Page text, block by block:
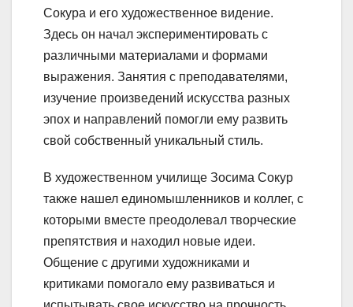
Сокура и его художественное видение.
Здесь он начал экспериментировать с
различными материалами и формами
выражения. Занятия с преподавателями,
изучение произведений искусства разных
эпох и направлений помогли ему развить
свой собственный уникальный стиль.
В художественном училище Зосима Сокур
также нашел единомышленников и коллег, с
которыми вместе преодолевал творческие
препятствия и находил новые идеи.
Общение с другими художниками и
критиками помогало ему развиваться и